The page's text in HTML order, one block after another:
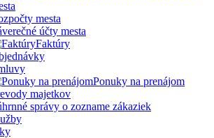
mesta
účty mesta
Faktúry
Ponuky na prenájom
majetkov
správy o zozname zákaziek